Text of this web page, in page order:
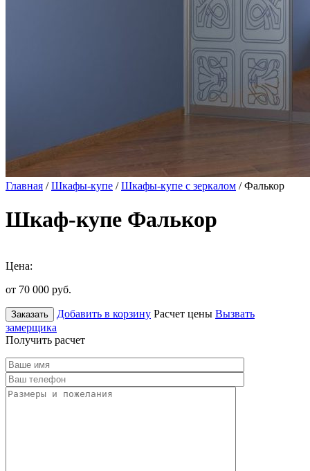
Главная /Шкафы-купе /Шкафы-купе с зеркалом / Фалькор
Шкаф-купе Фалькор
Цена:
от 70 000 руб.
Заказать Добавить в корзину Расчет цены Вызвать
замерщика
Получить расчет